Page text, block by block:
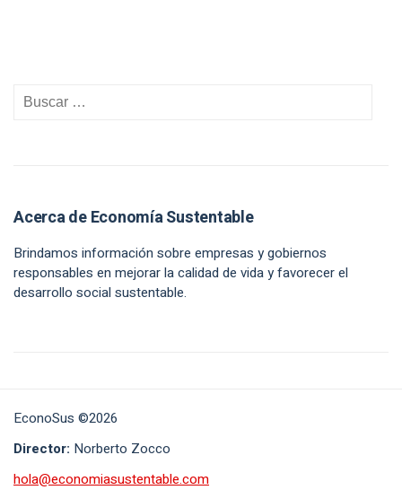
Acerca de Economía Sustentable
Brindamos información sobre empresas y gobiernos
responsables en mejorar la calidad de vida y favorecer el
desarrollo social sustentable.
EconoSus ©2026
Director: Norberto Zocco
hola@economiasustentable.com